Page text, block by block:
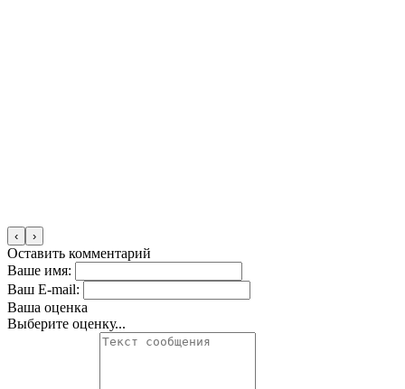
‹ ›
Оставить комментарий
Ваше имя:
Ваш E-mail:
Ваша оценка
Выберите оценку...